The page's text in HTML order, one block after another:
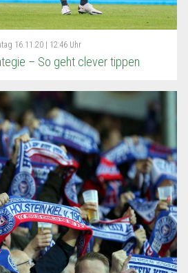
16.11.20 | 12:46 Uhr
– So geht clever tippen